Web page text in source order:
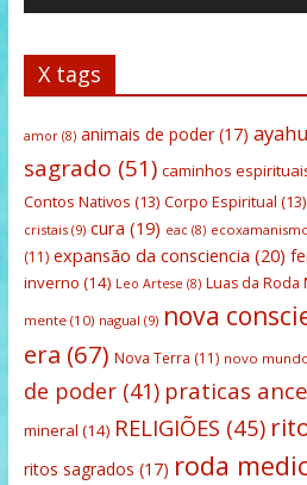
X tags
amor(8) animais de poder(17)
sagrado (51) caminhos
Contos Nativos (13) Corpo Espiritual (13)
cristais(9) cura (19) eac(8)
(11) expansão da consciencia (20)
inverno (14) Leo Artese (8) Luas da Roda
mente(10) nagual (9) nova
era (67) Nova Terra (11) novo
de poder(41) praticas
mineral (14) RELIGIÕES (45)
ritos sagrados (17) roda